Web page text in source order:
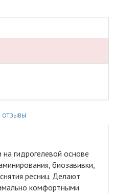
ОТЗЫВЫ
гидрогелевой основе
биозавивки,
ресниц. Делают
комфортными